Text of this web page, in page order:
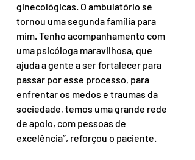
ginecológicas. O ambulatório se
tornou uma segunda família para
mim. Tenho acompanhamento com
uma psicóloga maravilhosa, que
ajuda a gente a ser fortalecer para
passar por esse processo, para
enfrentar os medos e traumas da
sociedade, temos uma grande rede
de apoio, com pessoas de
excelência”, reforçou o paciente.